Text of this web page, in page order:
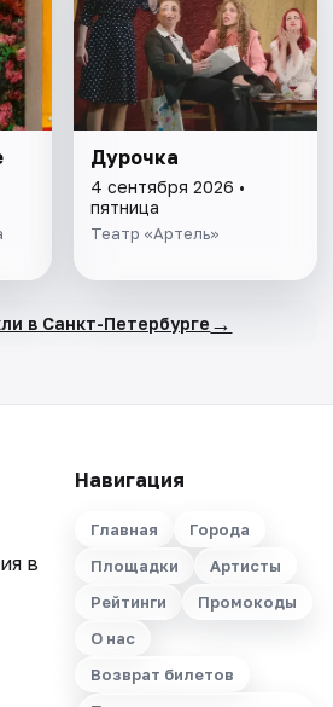
Дурочка
4 сентября 2026 •
пятница
Театр «Артель»
в Санкт-Петербурге →
в
Навигация
Главная
Города
Площадки
Артисты
Рейтинги
Промокоды
О нас
Возврат билетов